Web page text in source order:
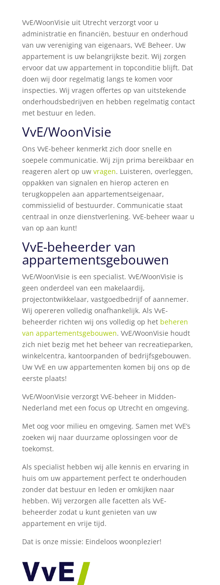
VvE/WoonVisie uit Utrecht verzorgt voor u
administratie en financiën, bestuur en onderhoud
van uw vereniging van eigenaars, VvE Beheer. Uw
appartement is uw belangrijkste bezit. Wij zorgen
ervoor dat uw appartement in topconditie blijft. Dat
doen wij door regelmatig langs te komen voor
inspecties. Wij vragen offertes op van uitstekende
onderhoudsbedrijven en hebben regelmatig contact
met bestuur en leden.
VvE/WoonVisie
Ons VvE-beheer kenmerkt zich door snelle en
soepele communicatie. Wij zijn prima bereikbaar en
reageren alert op uw vragen. Luisteren, overleggen,
oppakken van signalen en hierop acteren en
terugkoppelen aan appartementseigenaar,
commissielid of bestuurder. Communicatie staat
centraal in onze dienstverlening. VvE-beheer waar u
van op aan kunt!
VvE-beheerder van
appartementsgebouwen
VvE/WoonVisie is een specialist. VvE/WoonVisie is
geen onderdeel van een makelaardij,
projectontwikkelaar, vastgoedbedrijf of aannemer.
Wij opereren volledig onafhankelijk. Als VvE-
beheerder richten wij ons volledig op het beheren
van appartementsgebouwen. VvE/WoonVisie houdt
zich niet bezig met het beheer van recreatieparken,
winkelcentra, kantoorpanden of bedrijfsgebouwen.
Uw VvE en uw appartementen komen bij ons op de
eerste plaats!
VvE/WoonVisie verzorgt VvE-beheer in Midden-
Nederland met een focus op Utrecht en omgeving.
Met oog voor milieu en omgeving. Samen met VvE’s
zoeken wij naar duurzame oplossingen voor de
toekomst.
Als specialist hebben wij alle kennis en ervaring in
huis om uw appartement perfect te onderhouden
zonder dat bestuur en leden er omkijken naar
hebben. Wij verzorgen alle facetten als VvE-
beheerder zodat u kunt genieten van uw
appartement en vrije tijd.
Dat is onze missie: Eindeloos woonplezier!